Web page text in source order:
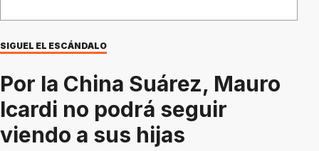
SIGUEL EL ESCÁNDALO
Por la China Suárez, Mauro
Icardi no podrá seguir
viendo a sus hijas